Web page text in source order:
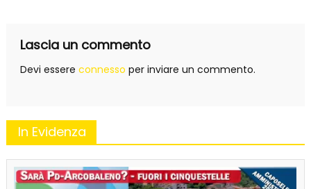
Lascia un commento
Devi essere connesso per inviare un commento.
In Evidenza